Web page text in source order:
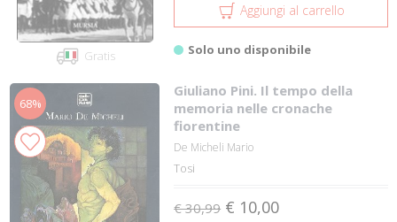
Gratis
Aggiungi al carrello
Solo uno disponibile
68%
Giuliano Pini. Il tempo della
memoria nelle cronache
fiorentine
De Micheli Mario
Tosi
€ 30,99 € 10,00